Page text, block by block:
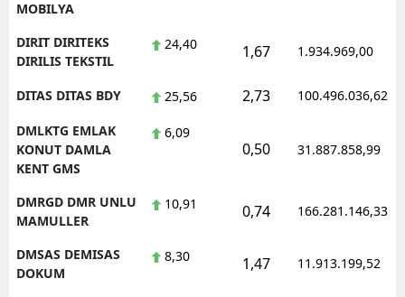
MOBILYA
DIRIT DIRITEKS
DIRILIS TEKSTIL
24,40 1,67 1.934.969,00
DITAS DITAS BDY 25,56 2,73 100.496.036,62
DMLKTG EMLAK
KONUT DAMLA
KENT GMS
6,09
0,50 31.887.858,99
DMRGD DMR UNLU
MAMULLER
10,91 0,74 166.281.146,33
DMSAS DEMISAS
DOKUM
8,30 1,47 11.913.199,52